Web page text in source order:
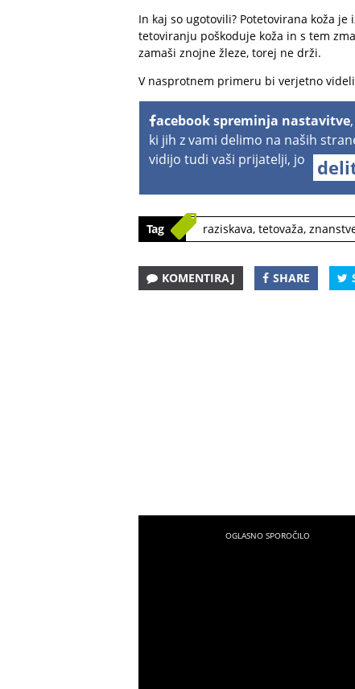
In kaj so ugotovili? Potetovirana koža
tetoviranju poškoduje koža in s tem
zamaši znojne žleze, torej ne drži.
V nasprotnem primeru bi verjetno
acebook spreminja nastavitve
ki jih z vami delimo na naših
vidijo tudi vaši prijatelji, jo
Tag raziskava, tetovaža,
KOMENTIRAJ SHARE